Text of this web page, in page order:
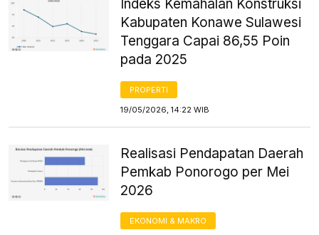
Indeks Kemahalan Konstruksi
Kabupaten Konawe Sulawesi
Tenggara Capai 86,55 Poin
pada 2025
PROPERTI
19/05/2026, 14:22 WIB
Realisasi Pendapatan Daerah
Pemkab Ponorogo per Mei
2026
EKONOMI & MAKRO